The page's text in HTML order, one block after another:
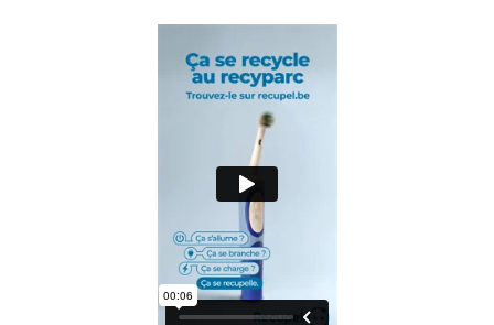
Des questions ?